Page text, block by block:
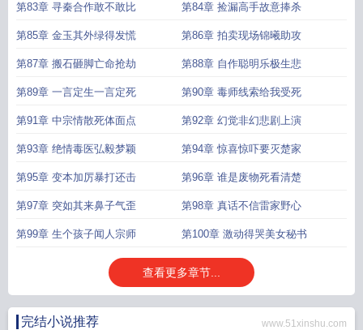
第83章 寻秦合作敢不敢比 第84章 捡漏高手故意捧杀
第85章 金玉其外绿得发慌 第86章 拍卖现场锦曦助攻
第87章 搬石砸脚亡命抢劫 第88章 自作聪明乐极生悲
第89章 一言定生一言定死 第90章 毒师线索给我受死
第91章 中宗情散死体面点 第92章 幻觉非幻悲剧上演
第93章 绝情毒医弘毅梦颖 第94章 惊喜惊吓要灭楚家
第95章 变本加厉暴打还击 第96章 谁是废物死看清楚
第97章 突如其来鼻子气歪 第98章 真话不信雷家野心
第99章 生个孩子闻人宗师 第100章 激动得哭美女秘书
查看更多章节...
完结小说推荐 www.51xinshu.com